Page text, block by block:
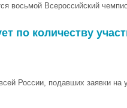
восьмой Всероссийский
по количеству
России, подавших заявки